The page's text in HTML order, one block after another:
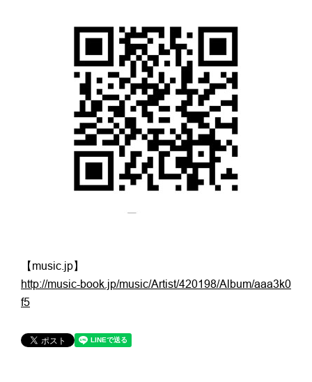
【music.jp】
http://music-book.jp/music/Artist/420198/Album/aaa3k0
f5